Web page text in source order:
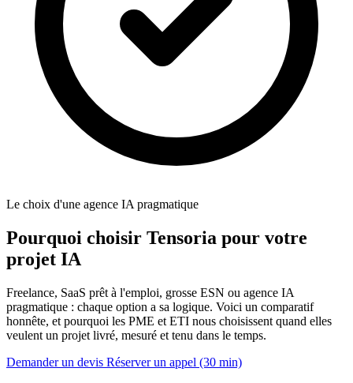
Le choix d'une agence IA pragmatique
Pourquoi choisir Tensoria pour votre
projet IA
Freelance, SaaS prêt à l'emploi, grosse ESN ou agence IA
pragmatique : chaque option a sa logique. Voici un comparatif
honnête, et pourquoi les PME et ETI nous choisissent quand elles
veulent un projet livré, mesuré et tenu dans le temps.
Demander un devis Réserver un appel (30 min)